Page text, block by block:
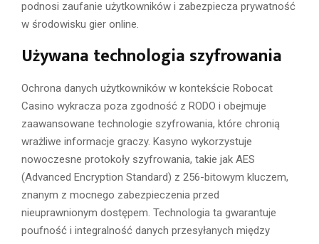
podnosi zaufanie użytkowników i zabezpiecza prywatność
w środowisku gier online.
Używana technologia szyfrowania
Ochrona danych użytkowników w kontekście Robocat
Casino wykracza poza zgodność z RODO i obejmuje
zaawansowane technologie szyfrowania, które chronią
wrażliwe informacje graczy. Kasyno wykorzystuje
nowoczesne protokoły szyfrowania, takie jak AES
(Advanced Encryption Standard) z 256-bitowym kluczem,
znanym z mocnego zabezpieczenia przed
nieuprawnionym dostępem. Technologia ta gwarantuje
poufność i integralność danych przesyłanych między